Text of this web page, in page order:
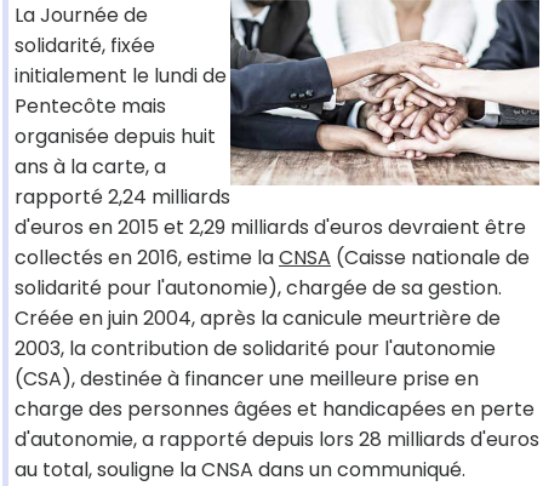
La Journée de
solidarité, fixée
initialement le lundi de
Pentecôte mais
organisée depuis huit
ans à la carte, a
rapporté 2,24 milliards
d'euros en 2015 et 2,29 milliards d'euros devraient être
collectés en 2016, estime laCNSA (Caisse nationale de
solidarité pour l'autonomie), chargée de sa gestion.
Créée en juin 2004, après la canicule meurtrière de
2003, la contribution de solidarité pour l'autonomie
(CSA), destinée à financer une meilleure prise en
charge des personnes âgées et handicapées en perte
d'autonomie, a rapporté depuis lors 28 milliards d'euros
au total, souligne la CNSA dans un communiqué.